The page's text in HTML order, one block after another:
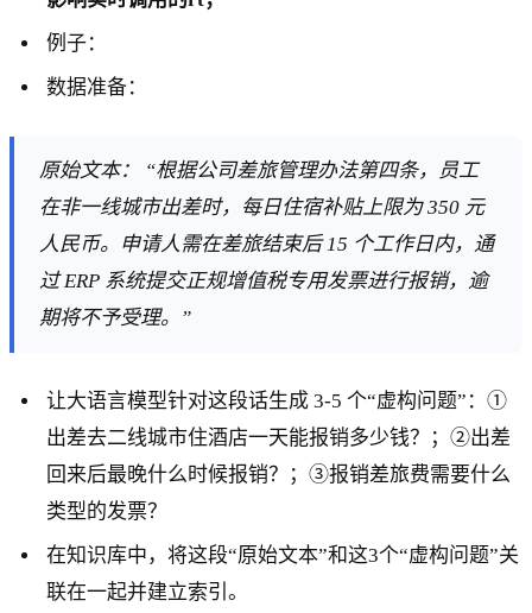
例子：
数据准备：
原始文本： “根据公司差旅管理办法第四条，员工
在非一线城市出差时，每日住宿补贴上限为 350 元
人民币。申请人需在差旅结束后 15 个工作日内，通
过 ERP 系统提交正规增值税专用发票进行报销，逾
期将不予受理。”
让大语言模型针对这段话生成 3-5 个“虚构问题”：①
出差去二线城市住酒店一天能报销多少钱？；②出差
回来后最晚什么时候报销？；③报销差旅费需要什么
类型的发票？
在知识库中，将这段“原始文本”和这3个“虚构问题”关
联在一起并建立索引。